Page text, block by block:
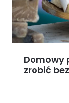
Domowy
zrobić